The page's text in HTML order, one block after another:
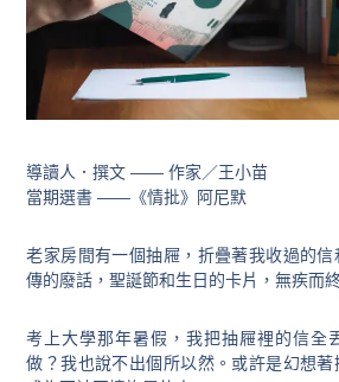
導讀人．撰文 —— 作家／王小苗
當期選書 ——《情批》阿尼默
老家房間有一個抽屜，折疊著我收過的
傳的廢話，聖誕節和生日的卡片，無疾而
考上大學那年暑假，我把抽屜裡的信全
做？我也說不出個所以然。或許是幻想